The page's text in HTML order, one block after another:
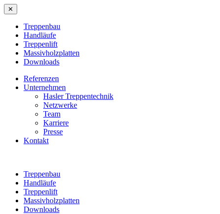
✕
Treppenbau
Handläufe
Treppenlift
Massivholzplatten
Downloads
Referenzen
Unternehmen
Hasler Treppentechnik
Netzwerke
Team
Karriere
Presse
Kontakt
Treppenbau
Handläufe
Treppenlift
Massivholzplatten
Downloads